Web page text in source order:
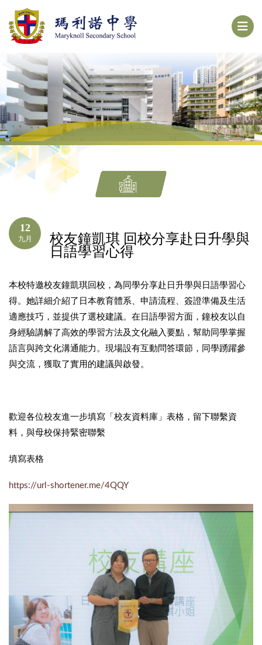
12
九月 校友鐘凱琪 回校分享赴日升學與
日語學習心得
本校特邀校友鐘凱琪回校，為同學分享赴日升學與日語學習心
得。她詳細介紹了日本教育體系、申請流程、簽證準備及生活
適應技巧，並提供了選校建議。在日語學習方面，鐘校友以自
身經驗講解了高效的學習方法及文化融入要點，幫助同學掌握
語言與跨文化溝通能力。現場設有互動問答環節，同學踴躍參
與交流，獲取了實用的建議與啟發。
歡迎各位校友進一步填寫「校友資料庫」表格，留下聯繫資
料，與母校保持緊密聯繫
填寫表格
https://url-shortener.me/4QQY